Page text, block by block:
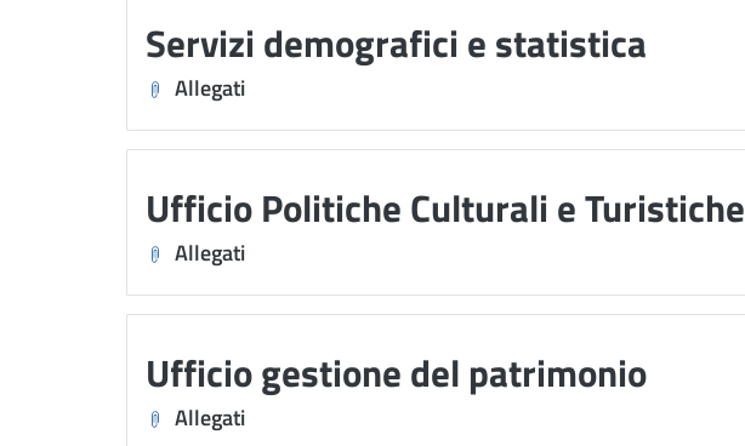
Servizi demografici e statistica
Allegati
Ufficio Politiche Culturali e Turistiche
Allegati
Ufficio gestione del patrimonio
Allegati